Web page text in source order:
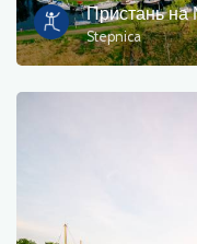
Пристань на
Stepnica